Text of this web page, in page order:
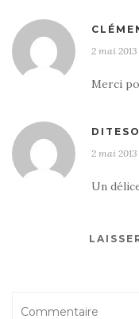
2 mai
Merci
2 mai
Un